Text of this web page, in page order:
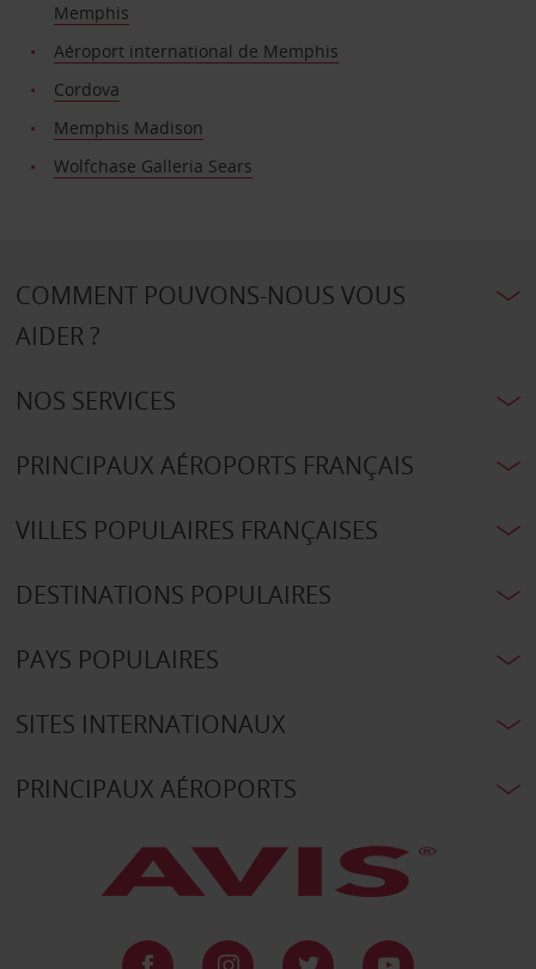
Memphis
Aéroport international de Memphis
Cordova
Memphis Madison
Wolfchase Galleria Sears
COMMENT POUVONS-NOUS VOUS
AIDER ?
NOS SERVICES
PRINCIPAUX AÉROPORTS FRANÇAIS
VILLES POPULAIRES FRANÇAISES
DESTINATIONS POPULAIRES
PAYS POPULAIRES
SITES INTERNATIONAUX
PRINCIPAUX AÉROPORTS